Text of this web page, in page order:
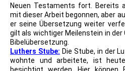
Neuen Testaments fort. Bereits
mit dieser Arbeit begonnen, aber
er seine Übersetzung weiter
gilt als wichtiger Meilenstein in
Bibelübersetzung.
Luthers Stube: Die Stube, in der
wohnte und arbeitete, ist
besichtigt werden. Hier können